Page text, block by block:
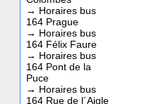
→ Horaires bus
164 Prague
→ Horaires bus
164 Félix Faure
→ Horaires bus
164 Pont de la
Puce
→ Horaires bus
164 Rue de l´Aigle